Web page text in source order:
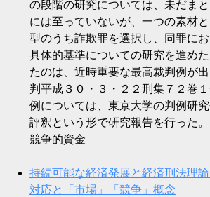
の段階の研究については、未だま
には至っていないが、一つの素材
型のうち詐欺罪を選択し、同罪に
具体的基準についての研究を進め
たのは、近時重要な最高裁判例が
判平成３０・３・２２刑集７２巻
例については、東京大学の判例研
評釈という形で研究報告を行った。
競争的資金
持続可能な経済発展と経済刑法理
対応と「市場」「競争」概念